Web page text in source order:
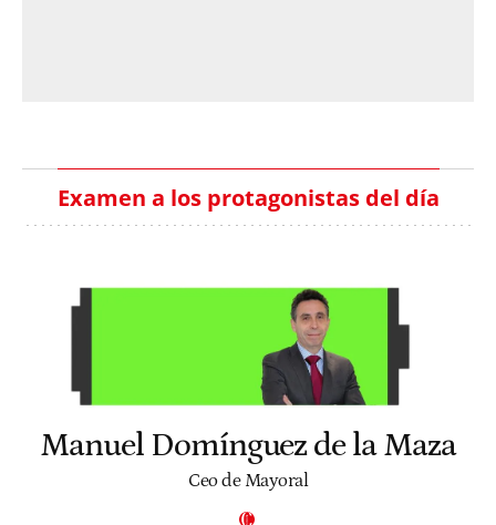
Examen a los protagonistas del día
Manuel Domínguez de la Maza
Ceo de Mayoral